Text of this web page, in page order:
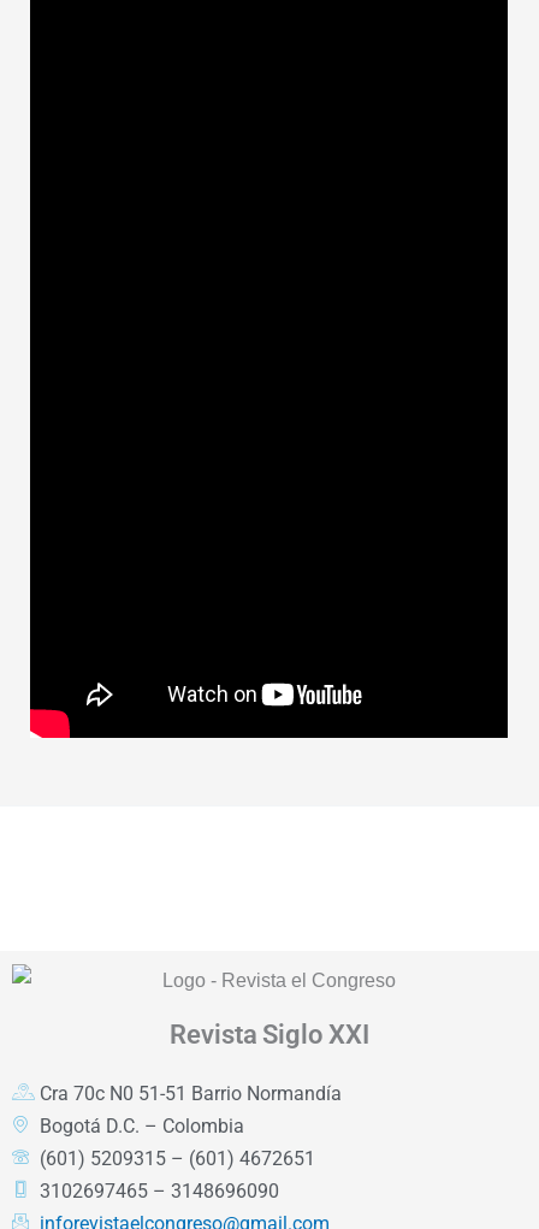
Revista Siglo XXI
Cra 70c N0 51-51 Barrio Normandía
Bogotá D.C. – Colombia
(601) 5209315 – (601) 4672651
3102697465 – 3148696090
inforevistaelcongreso@gmail.com